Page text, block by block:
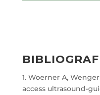
1. Woerner A,
access ultrasound-